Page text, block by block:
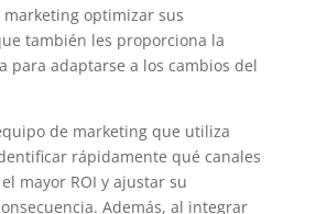
optimizar sus
también les proporciona la
para adaptarse a los cambios del
de marketing que utiliza
rápidamente qué canales
mayor ROI y ajustar su
Además, al integrar